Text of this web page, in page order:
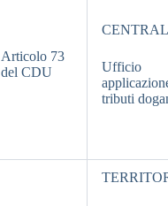
Articolo 73
del CDU
Ufficio
tributi